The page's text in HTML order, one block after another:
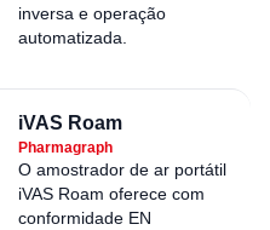
inversa e operação
automatizada.
iVAS Roam
Pharmagraph
O amostrador de ar portátil
iVAS Roam oferece com
conformidade EN